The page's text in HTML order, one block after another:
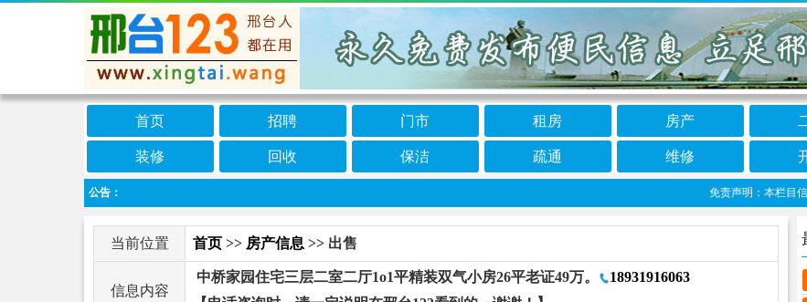
首页 招聘 门市 租房 房产
装修 回收 保洁 疏通 维修
公告： 免责声明：本栏目信
当前位置 首页 >> 房产信息 >> 出售
信息内容
中桥家园住宅三层二室二厅1o1平精装双气小房26平老证49万。
18931916063